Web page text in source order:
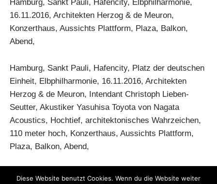
Hamburg, Sankt Pauli, Hafencity, Elbphilharmonie,
16.11.2016, Architekten Herzog & de Meuron,
Konzerthaus, Aussichts Plattform, Plaza, Balkon,
Abend,
Hamburg, Sankt Pauli, Hafencity, Platz der deutschen
Einheit, Elbphilharmonie, 16.11.2016, Architekten
Herzog & de Meuron, Intendant Christoph Lieben-
Seutter, Akustiker Yasuhisa Toyota von Nagata
Acoustics, Hochtief, architektonisches Wahrzeichen,
110 meter hoch, Konzerthaus, Aussichts Plattform,
Plaza, Balkon, Abend,
Diese Website benutzt Cookies. Wenn du die Website weiter